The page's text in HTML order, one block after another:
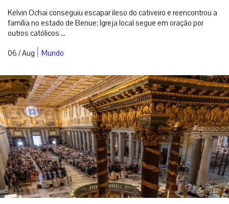
Kelvin Ochai conseguiu escapar ileso do cativeiro e reencontrou a
família no estado de Benue; Igreja local segue em oração por
outros católicos ...
06 / Aug | Mundo